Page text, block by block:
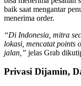
baik saat mengantar
menerima order.
“Di Indonesia, mitra
lokasi, mencatat points
jalan,” jelas Grab
Privasi Dijamin,